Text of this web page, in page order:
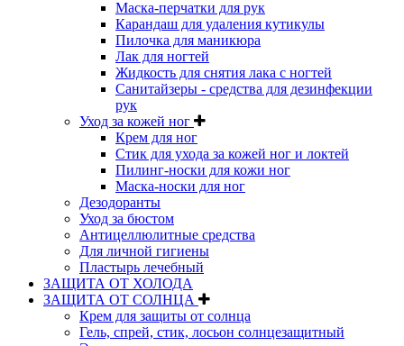
Маска-перчатки для рук
Карандаш для удаления кутикулы
Пилочка для маникюра
Лак для ногтей
Жидкость для снятия лака с ногтей
Санитайзеры - средства для дезинфекции
рук
Уход за кожей ног
Крем для ног
Стик для ухода за кожей ног и локтей
Пилинг-носки для кожи ног
Маска-носки для ног
Дезодоранты
Уход за бюстом
Антицеллюлитные средства
Для личной гигиены
Пластырь лечебный
ЗАЩИТА ОТ ХОЛОДА
ЗАЩИТА ОТ СОЛНЦА
Крем для защиты от солнца
Гель, спрей, стик, лосьон солнцезащитный